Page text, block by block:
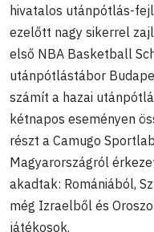
hivatalos utánpótlás-
ezelőtt nagy sikerrel
első NBA Basketball
utánpótlástábor
számít a hazai
kétnapos eseményen
részt a Camugo
Magyarországról
akadtak: Romániából,
még Izraelből és
játékosok.